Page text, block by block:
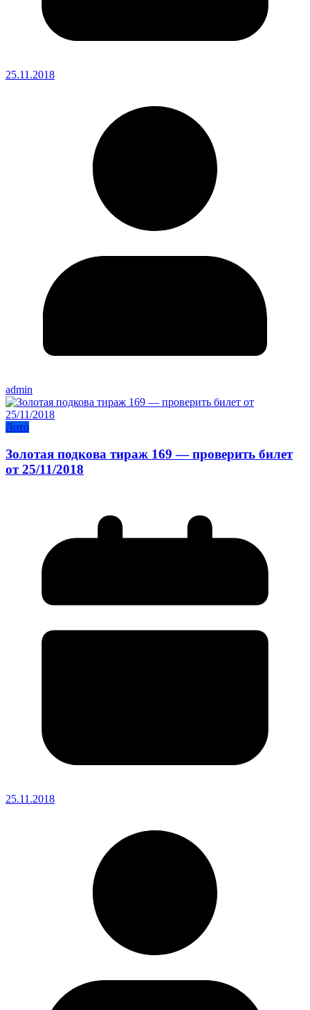
25.11.2018
admin
Лото
Золотая подкова тираж 169 — проверить билет
от 25/11/2018
25.11.2018